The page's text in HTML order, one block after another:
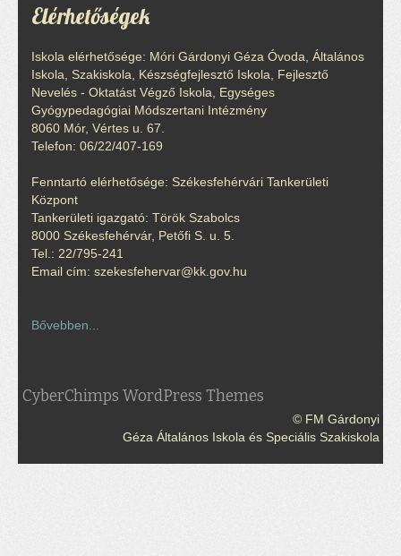
Elérhetőségek
Iskola elérhetősége: Móri Gárdonyi Géza Óvoda, Általános
Iskola, Szakiskola, Készségfejlesztő Iskola, Fejlesztő
Nevelés - Oktatást Végző Iskola, Egységes
Gyógypedagógiai Módszertani Intézmény
8060 Mór, Vértes u. 67.
Telefon: 06/22/407-169
Fenntartó elérhetősége: Székesfehérvári Tankerületi
Központ
Tankerületi igazgató: Török Szabolcs
8000 Székesfehérvár, Petőfi S. u. 5.
Tel.: 22/795-241
Email cím: szekesfehervar@kk.gov.hu
Bővebben...
CyberChimps WordPress Themes
© FM Gárdonyi
Géza Általános Iskola és Speciális Szakiskola